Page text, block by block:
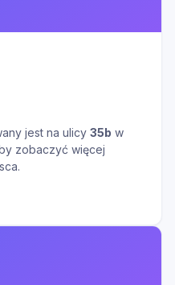
jest na ulicy 35b w
zobaczyć więcej